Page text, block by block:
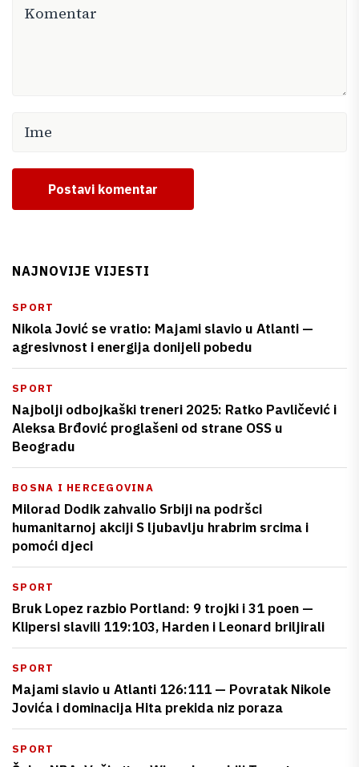
Postavi komentar
NAJNOVIJE VIJESTI
SPORT
Nikola Jović se vratio: Majami slavio u Atlanti —
agresivnost i energija donijeli pobedu
SPORT
Najbolji odbojkaški treneri 2025: Ratko Pavličević i
Aleksa Brđović proglašeni od strane OSS u
Beogradu
BOSNA I HERCEGOVINA
Milorad Dodik zahvalio Srbiji na podršci
humanitarnoj akciji S ljubavlju hrabrim srcima i
pomoći djeci
SPORT
Bruk Lopez razbio Portland: 9 trojki i 31 poen —
Klipersi slavili 119:103, Harden i Leonard briljirali
SPORT
Majami slavio u Atlanti 126:111 — Povratak Nikole
Jovića i dominacija Hita prekida niz poraza
SPORT